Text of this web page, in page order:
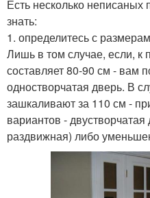
Есть несколько неписаных
знать:
1. определитесь с
Лишь в том случае, если,
составляет 80-90 см - вам
одностворчатая дверь. В
зашкаливают за 110 см -
вариантов -
раздвижная) либо